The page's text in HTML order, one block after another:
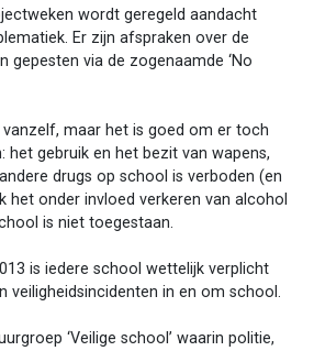
wordt geregeld aandacht
Er zijn afspraken over de
gepesten via de zogenaamde ‘No
vanzelf, maar het is goed om er toch
het gebruik en het bezit van wapens,
drugs op school is verboden (en
het onder invloed verkeren van alcohol
is niet toegestaan.
is iedere school wettelijk verplicht
veiligheidsincidenten in en om school.
‘Veilige school’ waarin politie,